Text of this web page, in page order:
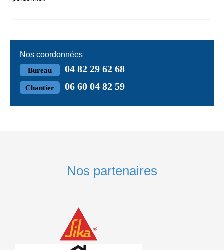
Nos coordonnées
Bureau 04 82 29 62 68
Chantier 06 60 04 82 59
Nos partenaires